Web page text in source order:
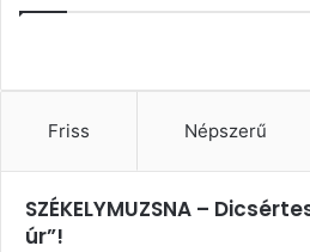
Friss Népszerű
SZÉKELYMUZSNA –
úr”!